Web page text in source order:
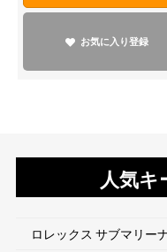
人気キ
ロレックス サブマリー
お気に入り登録